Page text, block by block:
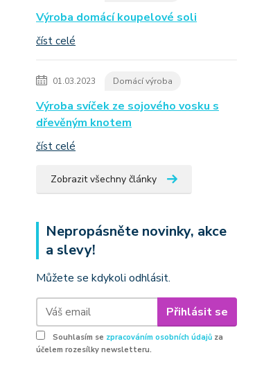
Výroba domácí koupelové soli
číst celé
01.03.2023 Domácí výroba
Výroba svíček ze sojového vosku s
dřevěným knotem
číst celé
Zobrazit všechny články
Nepropásněte novinky, akce
a slevy!
Můžete se kdykoli odhlásit.
Přihlásit se
Souhlasím se zpracováním osobních údajů za
účelem rozesílky newsletteru.